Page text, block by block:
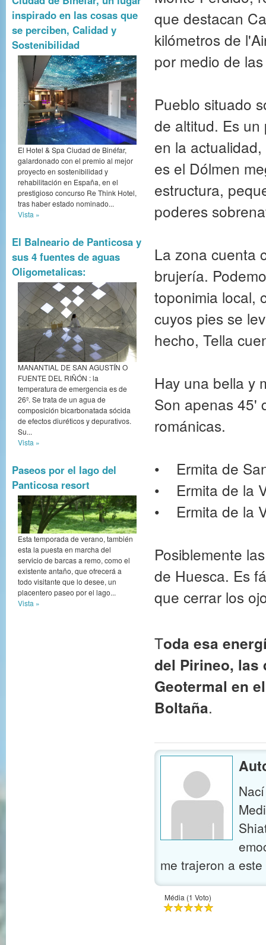
inspirado en las cosas que
se perciben, Calidad y
Sostenibilidad
El Hotel & Spa Ciudad de Binéfar,
galardonado con el premio al mejor
proyecto en sostenibilidad y
rehabilitación en España, en el
prestigioso concurso Re Think Hotel,
tras haber estado nominado...
Vista »
El Balneario de Panticosa y
sus 4 fuentes de aguas
Oligometalicas:
MANANTIAL DE SAN AGUSTÍN O
FUENTE DEL RIÑÓN : la
temperatura de emergencia es de
26º. Se trata de un agua de
composición bicarbonatada sócida
de efectos diuréticos y depurativos.
Su...
Vista »
Paseos por el lago del
Panticosa resort
Esta temporada de verano, también
esta la puesta en marcha del
servicio de barcas a remo, como el
existente antaño, que ofrecerá a
todo visitante que lo desee, un
placentero paseo por el lago...
Vista »
que destacan
kilómetros de
por medio de
Pueblo situado
de altitud. Es
en la
es el Dólmen
estructura,
poderes
La zona cuenta
brujería.
toponimia local,
cuyos pies se
hecho, Tella
Hay una bella y
Son apenas 45'
románicas.
• Ermita de
• Ermita de la
• Ermita de la
Posiblemente
de Huesca. Es
que cerrar los
Toda esa
del Pirineo, las
Geotermal en
Boltaña.
me trajeron a
Média (1 Voto)